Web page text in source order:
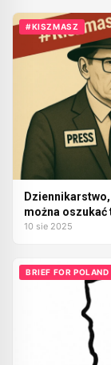
#KISZMASZ
można oszukać
10 sie 2025
BRIEF FOR POLAND